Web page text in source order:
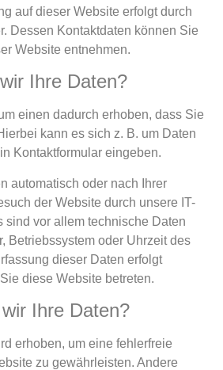
auf dieser Website erfolgt durch
Dessen Kontaktdaten können Sie
Website entnehmen.
Ihre Daten?
einen dadurch erhoben, dass Sie
kann es sich z. B. um Daten
Kontaktformular eingeben.
automatisch oder nach Ihrer
der Website durch unsere IT-
sind vor allem technische Daten
Betriebssystem oder Uhrzeit des
dieser Daten erfolgt
diese Website betreten.
Ihre Daten?
erhoben, um eine fehlerfreie
zu gewährleisten. Andere